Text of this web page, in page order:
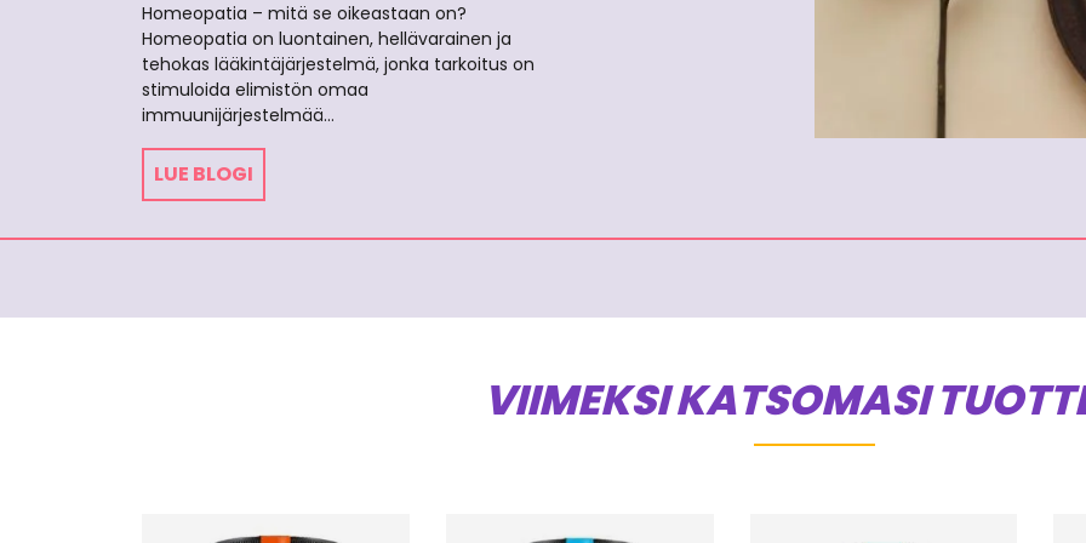
Homeopatia – mitä se oikeastaan on?
Homeopatia on luontainen, hellävarainen ja
tehokas lääkintäjärjestelmä, jonka tarkoitus on
stimuloida elimistön omaa
immuunijärjestelmää…
LUE BLOGI
VIIMEKSI KATSOMASI